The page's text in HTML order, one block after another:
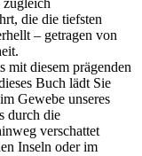
zugleich
die die tiefsten
– getragen von
mit diesem prägenden
Buch lädt Sie
Gewebe unseres
durch die
verschattet
Inseln oder im